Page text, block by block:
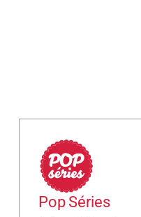
Pop Séries